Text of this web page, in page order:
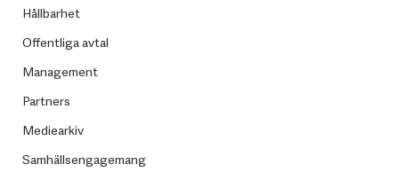
Hållbarhet
Offentliga avtal
Management
Partners
Mediearkiv
Samhällsengagemang